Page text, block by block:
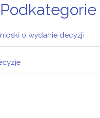
Podkategorie
o wydanie decyzji